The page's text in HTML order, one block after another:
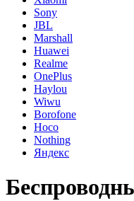
Sony
JBL
Marshall
Huawei
Realme
OnePlus
Haylou
Wiwu
Borofone
Hoco
Nothing
Яндекс